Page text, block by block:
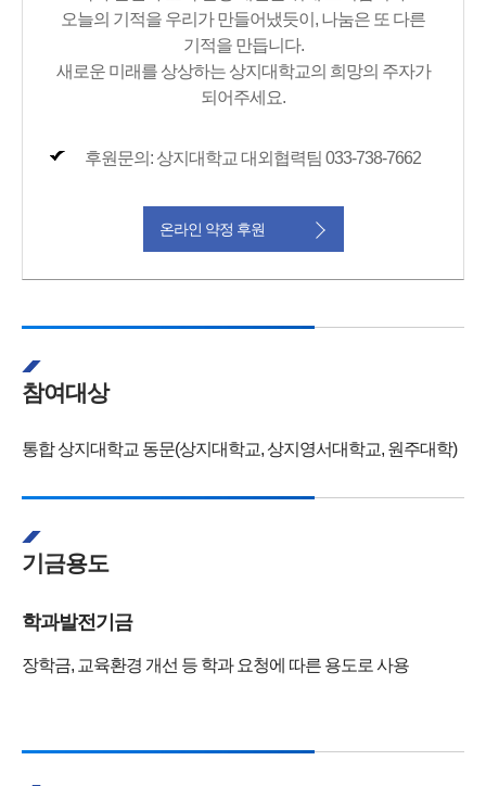
오늘의 기적을 우리가 만들어냈듯이, 나눔은 또 다른
기적을 만듭니다.
새로운 미래를 상상하는 상지대학교의 희망의 주자가
되어주세요.
후원문의: 상지대학교 대외협력팀 033-738-7662
온라인 약정 후원
참여대상
통합 상지대학교 동문(상지대학교, 상지영서대학교, 원주대학)
기금용도
학과발전기금
장학금, 교육환경 개선 등 학과 요청에 따른 용도로 사용